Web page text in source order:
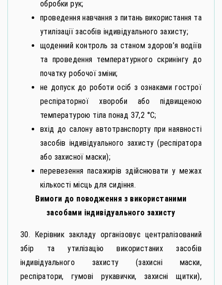
обробки рук;
проведення навчання з питань використання та
утилізації засобів індивідуального захисту;
щоденний контроль за станом здоров’я водіїв
та проведення температурного скринінгу до
початку робочої зміни;
не допуск до роботи осіб з ознаками гострої
респіраторної хвороби або підвищеною
температурою тіла понад 37,2 °C;
вхід до салону автотранспорту при наявності
засобів індивідуального захисту (респіратора
або захисної маски);
перевезення пасажирів здійснювати у межах
кількості місць для сидіння.
Вимоги до поводження з використаними
засобами індивідуального захисту
30. Керівник закладу організовує централізований
збір та утилізацію використаних засобів
індивідуального захисту (захисні маски,
респіратори, гумові рукавички, захисні щитки),